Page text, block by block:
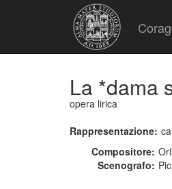
La *dama
opera lirica
Rappresentazione:
Compositore:
Scenografo: